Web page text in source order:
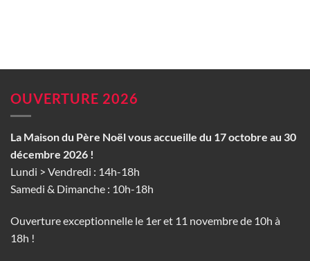
OUVERTURE 2026
La Maison du Père Noël vous accueille du 17 octobre au 30
décembre 2026 !
Lundi > Vendredi : 14h-18h
Samedi & Dimanche : 10h-18h
Ouverture exceptionnelle le 1er et 11 novembre de 10h à
18h !